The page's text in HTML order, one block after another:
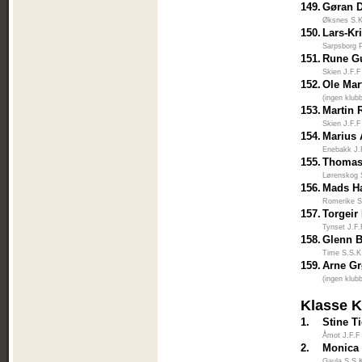
149. Gøran
Øksnes
150. Lars-
Sarpsborg
151. Rune
Skien J.F.F
152. Ole
(ingen
153. Martin
Skien J.F.F
154. Marius
Enebakk
155.
Lørenskog
156. Mads
Romerike
157. Torgeir
Tynset
158. Glenn
Time S.S.K
159. Arne
(ingen
Klasse K
1. Stine
Åmot J.F.F
2. Monica